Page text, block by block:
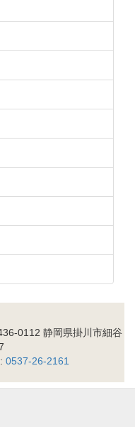
0112 静岡県掛川市細谷
0537-26-2161